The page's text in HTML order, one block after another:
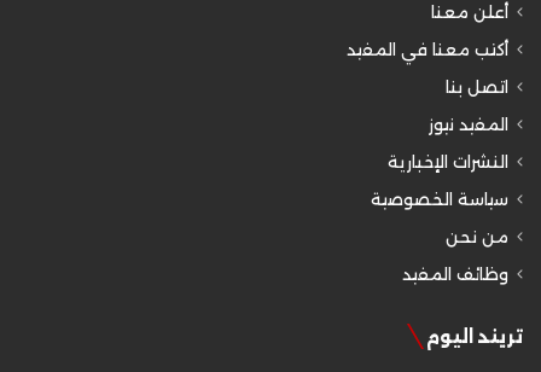
أعلن معنا
أكتب معنا في المفيد
اتصل بنا
المفيد نيوز
النشرات الإخبارية
سياسة الخصوصية
من نحن
وظائف المفيد
تريند اليوم